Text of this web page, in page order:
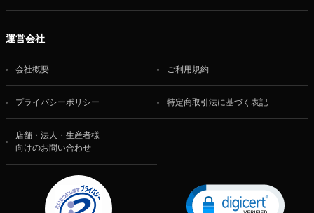
運営会社
会社概要 ご利用規約
プライバシーポリシー 特定商取引法に基づく表記
店舗・法人・生産者様
向けのお問い合わせ